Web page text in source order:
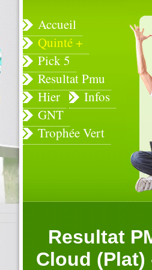
Accueil
Quinté +
Pick 5
Resultat Pmu
Hier
Infos
GNT
Trophée Vert
Resultat
Cloud (Plat)